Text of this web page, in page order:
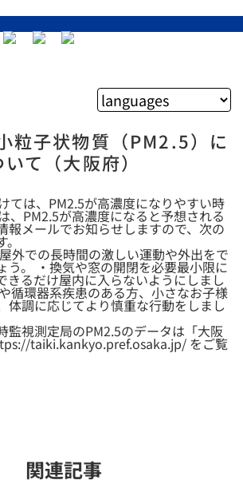
粒子状物質（PM2.5）に
いて（大阪府）
ては、PM2.5が高濃度になりやすい時
、PM2.5が高濃度になると予想される
報メールでお知らせしますので、次の
。
外での長時間の激しい運動や外出をで
う。 ・換気や窓の開閉を必要最小限に
きるだけ屋内に入らないようにしまし
循環器系疾患のある方、小さなお子様
体調に応じてより慎重な行動をしまし
監視測定局のPM2.5のデータは「大阪
taiki.kankyo.pref.osaka.jp/ をご覧
関連記事